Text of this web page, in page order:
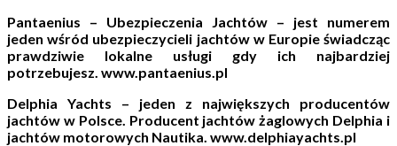
Pantaenius – Ubezpieczenia Jachtów – jest numerem
jeden wśród ubezpieczycieli jachtów w Europie świadcząc
prawdziwie lokalne usługi gdy ich najbardziej
potrzebujesz. www.pantaenius.pl
Delphia Yachts – jeden z największych producentów
jachtów w Polsce. Producent jachtów żaglowych Delphia i
jachtów motorowych Nautika. www.delphiayachts.pl